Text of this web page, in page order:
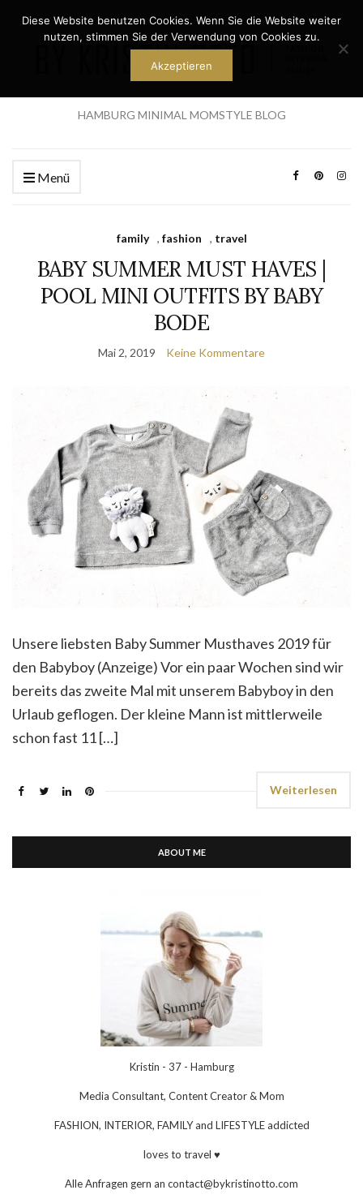
HAMBURG MINIMAL MOMSTYLE BLOG
Menü
family , fashion , travel
BABY SUMMER MUST HAVES |
POOL MINI OUTFITS BY BABY
BODE
Mai 2, 2019 Keine Kommentare
Unsere liebsten Baby Summer Musthaves 2019 für
den Babyboy (Anzeige) Vor ein paar Wochen sind wir
bereits das zweite Mal mit unserem Babyboy in den
Urlaub geflogen. Der kleine Mann ist mittlerweile
schon fast 11 […]
Weiterlesen
ABOUT ME
Kristin - 37 - Hamburg
Media Consultant, Content Creator & Mom
FASHION, INTERIOR, FAMILY and LIFESTYLE addicted
loves to travel ♥
Alle Anfragen gern an contact@bykristinotto.com
Diese Website benutzen Cookies. Wenn Sie die Website weiter
nutzen, stimmen Sie der Verwendung von Cookies zu.
Akzeptieren